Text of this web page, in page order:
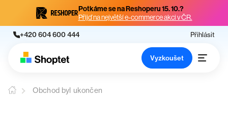
Potkáme se na Reshoperu 15. 10.?
Přijď na největší e-commerce akci v ČR.
+420 604 600 444 Přihlásit
Vyzkoušet
Obchod byl ukončen